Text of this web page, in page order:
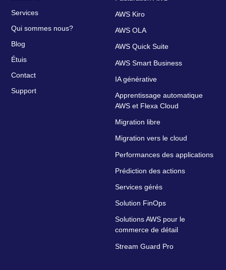
Services
Qui sommes nous?
Blog
Étuis
Contact
Support
AWS Kiro
AWS OLA
AWS Quick Suite
AWS Smart Business
IA générative
Apprentissage automatique
AWS et Flexa Cloud
Migration libre
Migration vers le cloud
Performances des applications
Prédiction des actions
Services gérés
Solution FinOps
Solutions AWS pour le
commerce de détail
Stream Guard Pro